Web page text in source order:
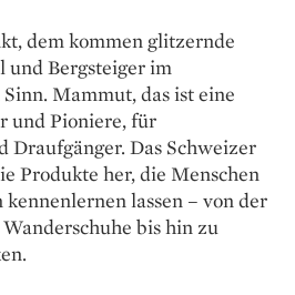
dem kommen glitzernde
und Bergsteiger im
Mammut, das ist eine
und Pioniere, für
Draufgänger. Das Schweizer
Produkte her, die Menschen
lassen – von der
bis hin zu